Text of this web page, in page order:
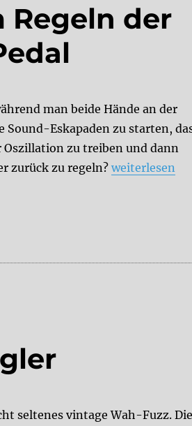
Regeln der
man beide Hände an der
Sound-Eskapaden zu starten,
Oszillation zu treiben und dann
zurück zu regeln?„Mod:
weiterlesen
seltenes vintage Wah-Fuzz. Die